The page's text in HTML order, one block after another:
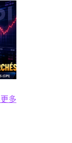
瞻：美联储、
&
场
亮
多
阅读更多 金融日程